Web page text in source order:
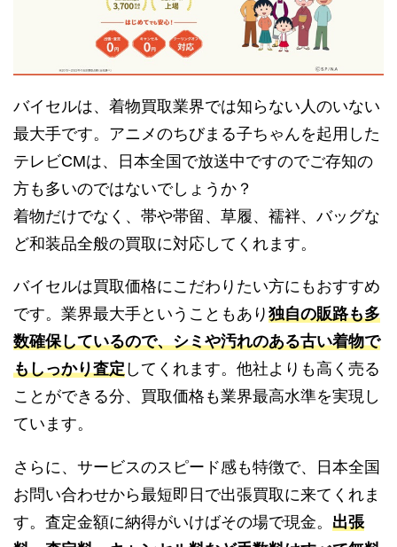
バイセルは、着物買取業界では知らない人のいない
最大手です。アニメのちびまる子ちゃんを起用した
テレビCMは、日本全国で放送中ですのでご存知の
方も多いのではないでしょうか？
着物だけでなく、帯や帯留、草履、襦袢、バッグな
ど和装品全般の買取に対応してくれます。
バイセルは買取価格にこだわりたい方にもおすすめ
です。業界最大手ということもあり 独自の販路も多
数確保しているので、シミや汚れのある古い着物で
もしっかり査定 してくれます。他社よりも高く売る
ことができる分、買取価格も業界最高水準を実現し
ています。
さらに、サービスのスピード感も特徴で、日本全国
お問い合わせから最短即日で出張買取に来てくれま
す。査定金額に納得がいけばその場で現金。 出張